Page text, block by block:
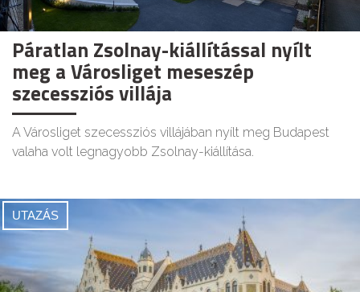
Páratlan Zsolnay-kiállítással nyílt
meg a Városliget meseszép
szecessziós villája
A Városliget szecessziós villájában nyílt meg Budapest
valaha volt legnagyobb Zsolnay-kiállítása.
UTAZÁS